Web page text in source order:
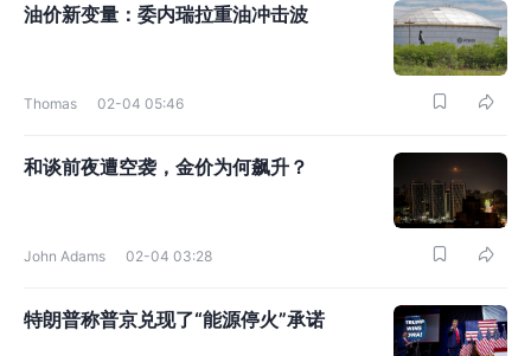
油价新变量：委内瑞拉重油冲击波
Thomas 02-04 05:46
和谈前夜遭空袭，金价为何飙升？
John Adams 02-04 03:28
特朗普称普京兑现了“能源停火”承诺